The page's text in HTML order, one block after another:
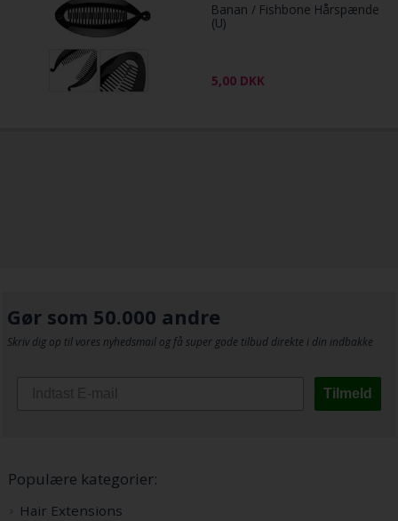
Banan / Fishbone Hårspænde
(U)
5,00 DKK
Gør som 50.000 andre
Skriv dig op til vores nyhedsmail og få super gode tilbud direkte i din indbakke
Tilmeld
Populære kategorier:
Hair Extensions